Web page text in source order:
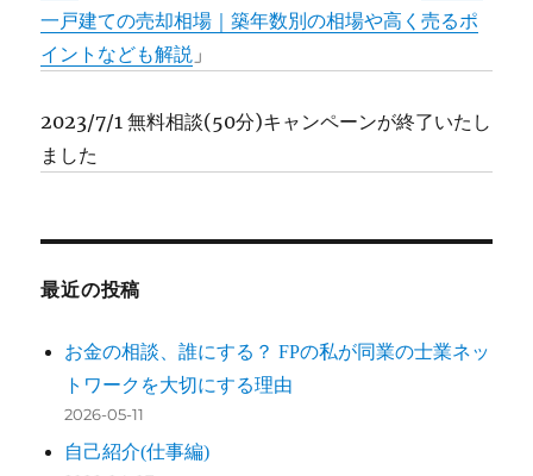
一戸建ての売却相場｜築年数別の相場や高く売るポ
イントなども解説 」
2023/7/1 無料相談(50分)キャンペーンが終了いたし
ました
最近の投稿
お金の相談、誰にする？ FPの私が同業の士業ネッ
トワークを大切にする理由
2026-05-11
自己紹介(仕事編)